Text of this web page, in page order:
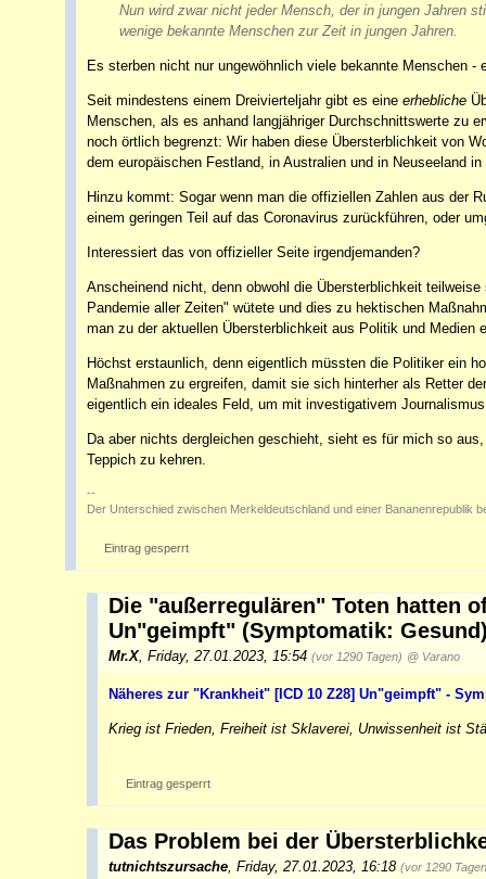
Nun wird zwar nicht jeder Mensch, der in jungen Jahren
wenige bekannte Menschen zur Zeit in jungen Jahren.
Es sterben nicht nur ungewöhnlich viele bekannte Menschen
Seit mindestens einem Dreivierteljahr gibt es eine erhebliche
Menschen, als es anhand langjähriger Durchschnittswerte zu
noch örtlich begrenzt: Wir haben diese Übersterblichkeit von
dem europäischen Festland, in Australien und in Neuseeland
Hinzu kommt: Sogar wenn man die offiziellen Zahlen aus der
einem geringen Teil auf das Coronavirus zurückführen, oder
Interessiert das von offizieller Seite irgendjemanden?
Anscheinend nicht, denn obwohl die Übersterblichkeit
Pandemie aller Zeiten" wütete und dies zu hektischen
man zu der aktuellen Übersterblichkeit aus Politik und Medien
Höchst erstaunlich, denn eigentlich müssten die Politiker ein
Maßnahmen zu ergreifen, damit sie sich hinterher als Retter
eigentlich ein ideales Feld, um mit investigativem
Da aber nichts dergleichen geschieht, sieht es für mich so
Teppich zu kehren.
--
Der Unterschied zwischen Merkeldeutschland und einer Bananenrepublik
Eintrag gesperrt
Die "außerregulären" Toten hatten
Un"geimpft" (Symptomatik:
Mr.X Friday, 27.01.2023, 15:54 (vor 1290 Tagen) @ Varano
Näheres zur "Krankheit" [ICD 10 Z28] Un"geimpft" -
Krieg ist Frieden, Freiheit ist Sklaverei, Unwissenheit ist
Eintrag gesperrt
Das Problem bei der
tutnichtszursache Friday, 27.01.2023, 16:18 (vor 1290